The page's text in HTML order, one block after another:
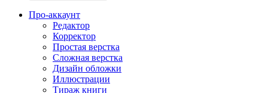
Про-аккаунт
Редактор
Корректор
Простая верстка
Сложная верстка
Дизайн обложки
Иллюстрации
Тираж книги